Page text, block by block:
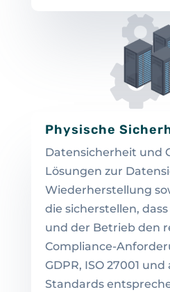
Physische
Datensicherheit und
Lösungen zur
Wiederherstellung
die sicherstellen,
und der Betrieb den
Compliance-
GDPR, ISO 27001
Standards